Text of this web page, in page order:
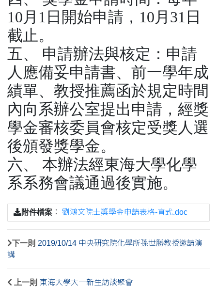
10月1日開始申請，10月31日
截止。
五、 申請辦法與核定：申請
人應備妥申請書、前一學年成
績單、教授推薦函於規定時間
內向系辦公室提出申請，經獎
學金審核委員會核定受獎人選
後頒發獎學金。
六、 本辦法經東海大學化學
系系務會議通過後實施。
附件檔案 ： 劉鴻文院士獎學金申請表格-直式.doc
下一則 2019/10/14 中央研究院化學所孫世勝教授邀請演
講
上一則 東海大學大一新生訪談聚會